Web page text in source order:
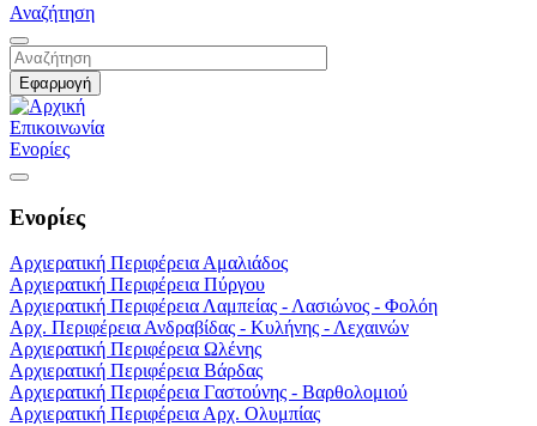
Αναζήτηση
Επικοινωνία
Ενορίες
Ενορίες
Αρχιερατική Περιφέρεια Αμαλιάδος
Αρχιερατική Περιφέρεια Πύργου
Αρχιερατική Περιφέρεια Λαμπείας - Λασιώνος - Φολόη
Αρχ. Περιφέρεια Ανδραβίδας - Κυλήνης - Λεχαινών
Αρχιερατική Περιφέρεια Ωλένης
Αρχιερατική Περιφέρεια Βάρδας
Αρχιερατική Περιφέρεια Γαστούνης - Βαρθολομιού
Αρχιερατική Περιφέρεια Αρχ. Ολυμπίας